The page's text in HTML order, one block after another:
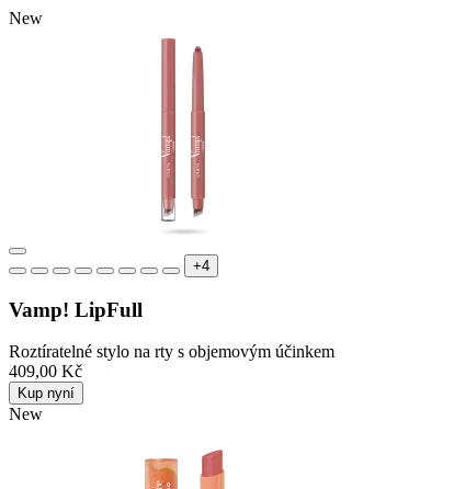
New
+4
Vamp! LipFull
Roztíratelné stylo na rty s objemovým účinkem
409,00 Kč
Kup nyní
New